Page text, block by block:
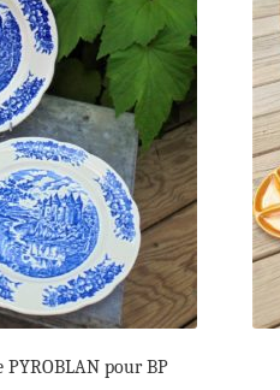
PYROBLAN pour BP